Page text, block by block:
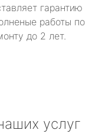
гарантию
работы по
до 2 лет.
услуг